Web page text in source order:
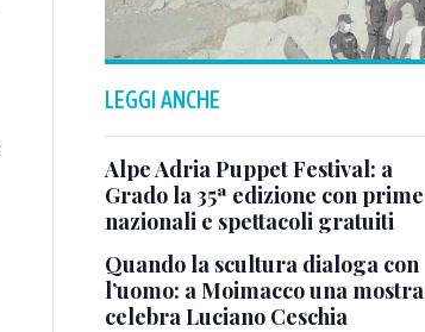
LEGGI ANCHE
Alpe Adria Puppet Festival: a
Grado la 35ª edizione con prime
nazionali e spettacoli gratuiti
Quando la scultura dialoga con
l’uomo: a Moimacco una mostra
celebra Luciano Ceschia